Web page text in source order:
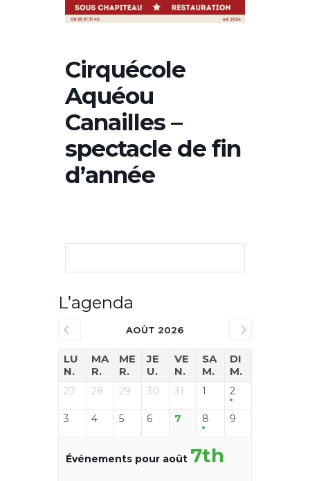
Cirquécole
Aquéou
Canailles –
spectacle de fin
d’année
L’agenda
AOÛT 2026
LU
N.
MA
R.
ME
R.
JE
U.
VE
N.
SA
M.
DI
M.
27 28 29 30 31 1 2
3 4 5 6 7 8 9
Événements pour août 7th